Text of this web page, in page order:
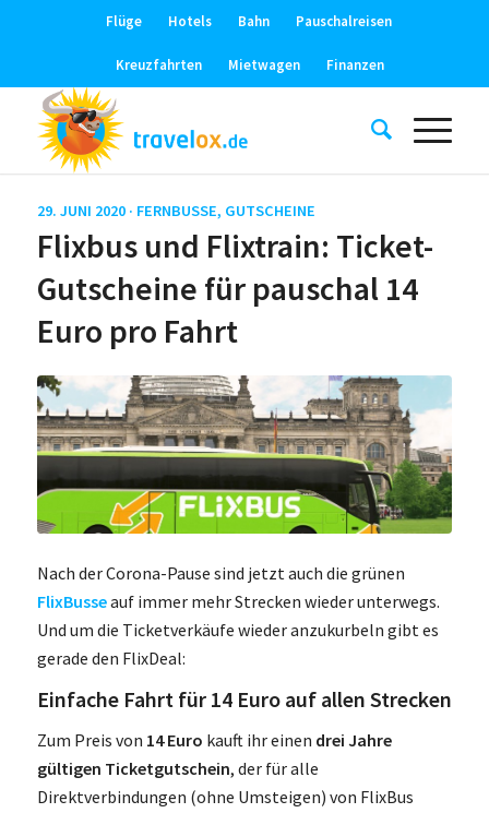
Flüge Hotels Bahn Pauschalreisen
Kreuzfahrten Mietwagen Finanzen
29. JUNI 2020 · FERNBUSSE, GUTSCHEINE
Flixbus und Flixtrain: Ticket-
Gutscheine für pauschal 14
Euro pro Fahrt
Nach der Corona-Pause sind jetzt auch die grünen
FlixBusseauf immer mehr Strecken wieder unterwegs.
Und um die Ticketverkäufe wieder anzukurbeln gibt es
gerade den FlixDeal:
Einfache Fahrt für 14 Euro auf allen Strecken
Zum Preis von 14 Euro kauft ihr einen drei Jahre
gültigen Ticketgutschein, der für alle
Direktverbindungen (ohne Umsteigen) von FlixBus